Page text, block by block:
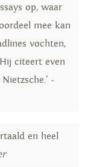
op, waar
mee kan
vochten,
citeert even
-
en heel